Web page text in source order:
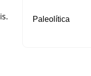
Paleolítica